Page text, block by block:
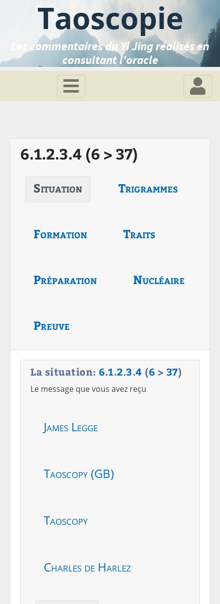
Taoscopie
Les commentaires du Yi Jing réalisés en
consultant l'oracle
6.1.2.3.4 (6 > 37)
Situation Trigrammes
Formation Traits
Préparation Nucléaire
Preuve
La situation: 6.1.2.3.4 (6 > 37)
Le message que vous avez reçu
James Legge
Taoscopy (GB)
Taoscopy
Charles de Harlez